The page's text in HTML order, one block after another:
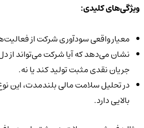
ویژگی‌های کلیدی:
معیار واقعی سودآوری شرکت از
نشان می‌دهد که آیا شرکت می‌تواند از
جریان نقدی مثبت تولید کند یا نه.
در تحلیل سلامت مالی بلندمدت، این
بالایی دارد.